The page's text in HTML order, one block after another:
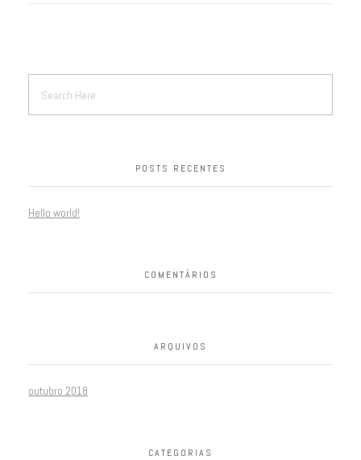
POSTS RECENTES
Hello world!
COMENTÁRIOS
ARQUIVOS
outubro 2018
CATEGORIAS